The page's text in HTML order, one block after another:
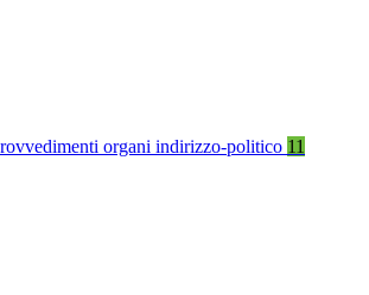
organi indirizzo-politico 11